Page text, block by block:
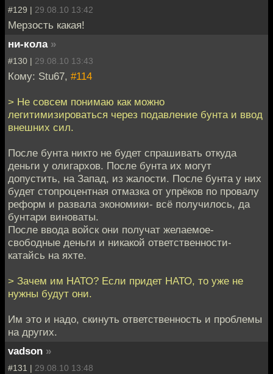
#129 | 29.08.10 13:42
Мерзость какая!
ни-кола »
#130 | 29.08.10 13:43
Кому: Stu67, #114
> Не совсем понимаю как можно
легитимизироваться через подавление бунта и ввод
внешних сил.
После бунта никто не будет спрашивать откуда
деньги у олигархов. После бунта их могут
допустить, на Запад, из жалости. После бунта у них
будет стопроцентная отмазка от упрёков по провалу
реформ и развала экономики- всё получилось, да
бунтари виноваты.
После ввода войск они получат желаемое-
свободные деньги и никакой ответственности-
катайсь на яхте.
> Зачем им НАТО? Если придет НАТО, то уже не
нужны будут они.
Им это и надо, скинуть ответственность и проблемы
на других.
vadson »
#131 | 29.08.10 13:48